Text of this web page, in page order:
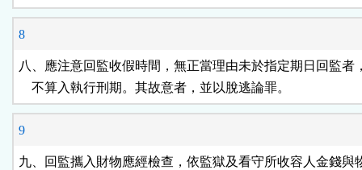
8
八、應注意回監收假時間，無正當理由未於指定期日回監者
    不算入執行刑期。其故意者，並以脫逃論罪。
9
九、回監攜入財物應經檢查，依監獄及看守所收容人金錢與